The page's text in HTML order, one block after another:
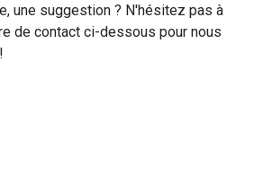
une suggestion ? N'hésitez pas à
de contact ci-dessous pour nous